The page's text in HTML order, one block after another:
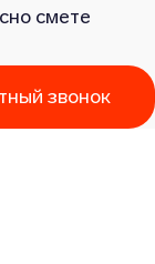
смете
звонок